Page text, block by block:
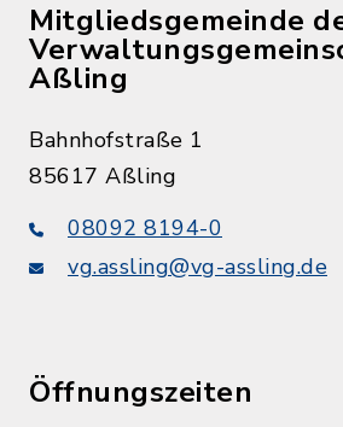
Mitgliedsgemeinde
Aßling
Bahnhofstraße 1
85617 Aßling
08092 8194-0
vg.assling@vg-assling.de
Öffnungszeiten